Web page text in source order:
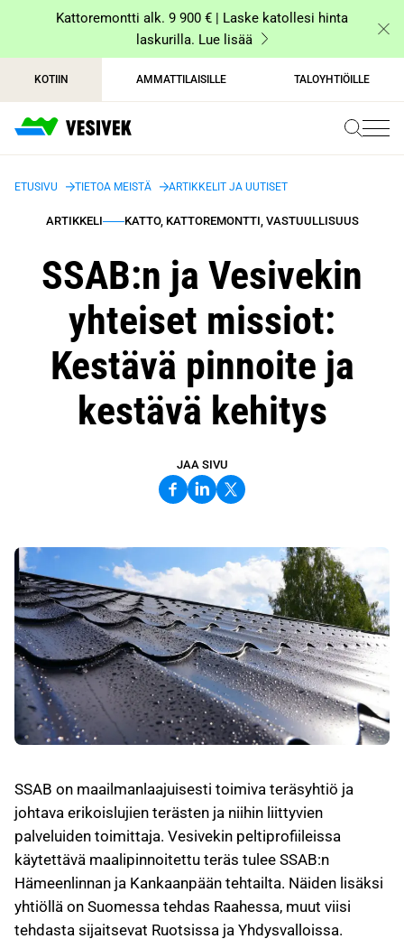
sisältöönKattoremontti alk. 9 900 € | Laske katollesi hinta
laskurilla. Lue lisää
KOTIIN AMMATTILAISILLE TALOYHTIÖILLE
ETUSIVU TIETOA MEISTÄ ARTIKKELIT JA UUTISET
ARTIKKELI KATTO, KATTOREMONTTI, VASTUULLISUUS
SSAB:n ja Vesivekin
yhteiset missiot:
Kestävä pinnoite ja
kestävä kehitys
JAA SIVU
SSAB on maailmanlaajuisesti toimiva teräsyhtiö ja
johtava erikoislujien terästen ja niihin liittyvien
palveluiden toimittaja. Vesivekin peltiprofiileissa
käytettävä maalipinnoitettu teräs tulee SSAB:n
Hämeenlinnan ja Kankaanpään tehtailta. Näiden lisäksi
yhtiöllä on Suomessa tehdas Raahessa, muut viisi
tehdasta sijaitsevat Ruotsissa ja Yhdysvalloissa.